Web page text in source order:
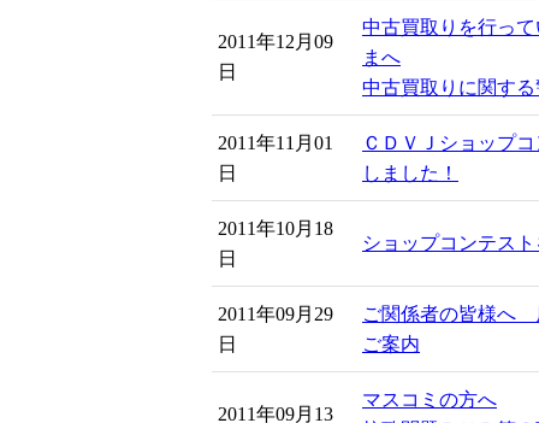
2011年12月09
日
中古買取りを行っ
まへ
中古買取りに関す
2011年11月01
日
ＣＤＶＪショップ
しました！
2011年10月18
日
ショップコンテス
2011年09月29
日
ご関係者の皆様へ
ご案内
2011年09月13
マスコミの方へ